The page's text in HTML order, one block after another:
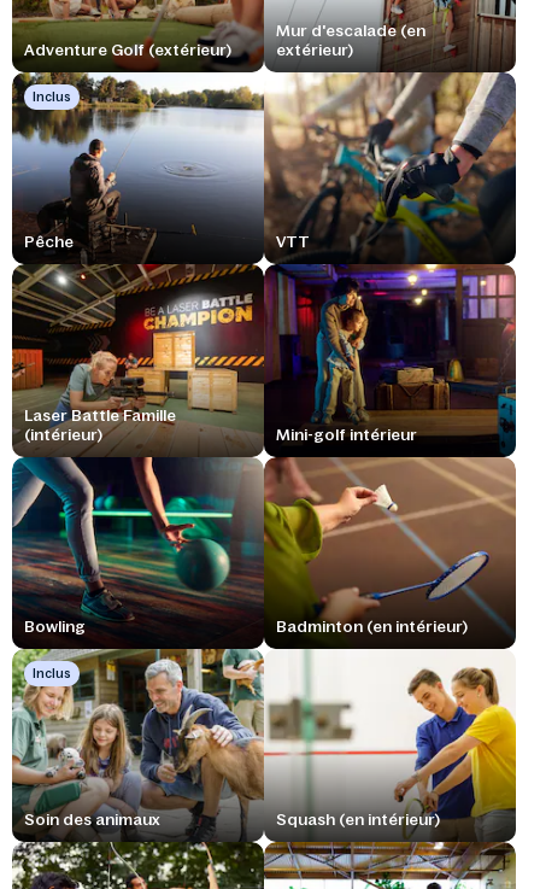
Adventure Golf (extérieur)
Mur d'escalade (en
extérieur)
Inclus
Pêche VTT
Laser Battle Famille
(intérieur)
Mini-golf intérieur
Bowling Badminton (en intérieur)
Inclus
Soin des animaux Squash (en intérieur)